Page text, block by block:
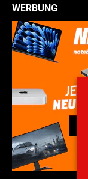
WERBUNG